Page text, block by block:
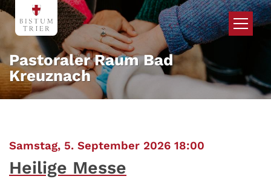
Zum Inhalt springen
Pastoraler Raum Bad
Kreuznach
Samstag, 5. September 2026 18:00
Heilige Messe